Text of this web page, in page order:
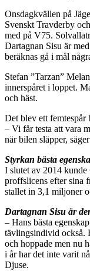
Onsdagkvällen på
Svenskt Travderby
med på V75.
Dartagnan Sisu är
beräknas gå i mål
Stefan ”Tarzan”
innerspåret i loppet.
och häst.
Det blev ett femtespår
– Vi får testa att vara
när bilen släpper,
Styrkan bästa
I slutet av 2014
proffslicens efter sina
stallet in 3,1 miljoner
Dartagnan Sisu är
– Hans bästa
tävlingsindivid också.
och hoppade men nu
i år har det inte varit
Djuse.